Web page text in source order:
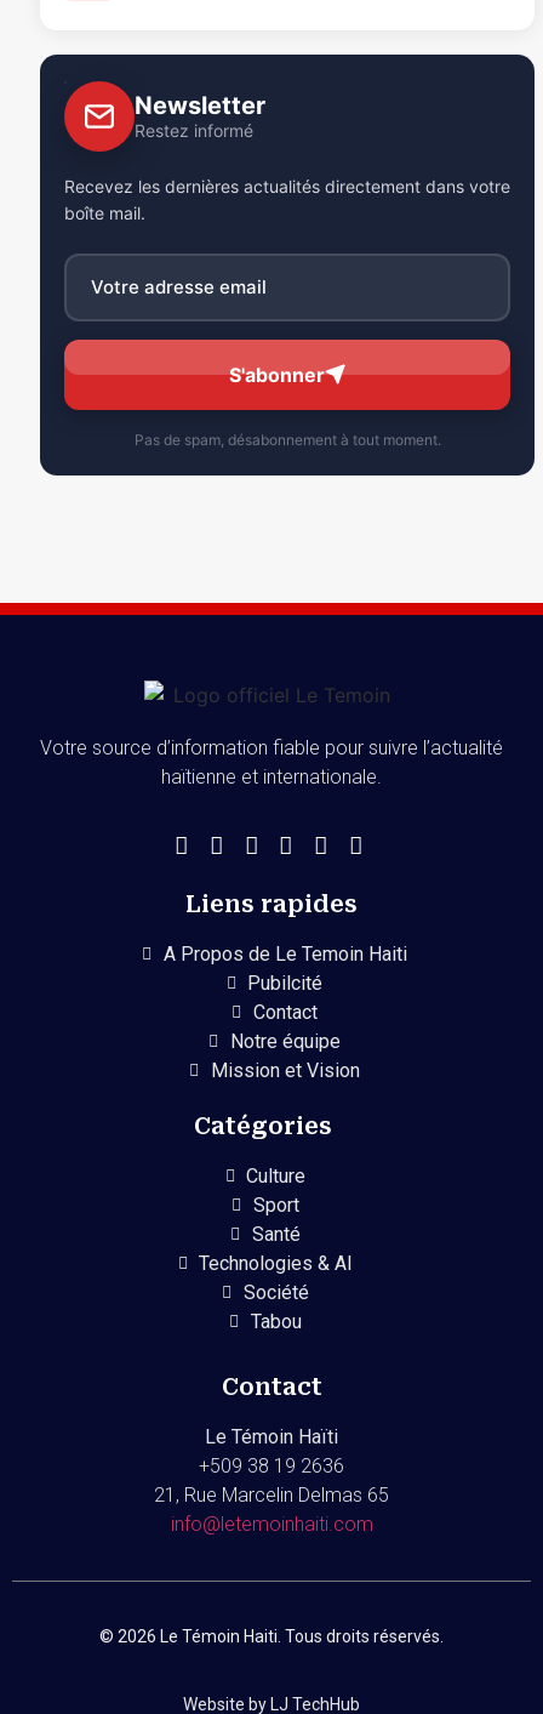
Newsletter
Restez informé
Recevez les dernières actualités directement dans votre
boîte mail.
S'abonner
Pas de spam, désabonnement à tout moment.
Votre source d’information fiable pour suivre l’actualité
haïtienne et internationale.
Liens rapides
A Propos de Le Temoin Haiti
Pubilcité
Contact
Notre équipe
Mission et Vision
Catégories
Culture
Sport
Santé
Technologies & AI
Société
Tabou
Contact
Le Témoin Haïti
+509 38 19 2636
21, Rue Marcelin Delmas 65
info@letemoinhaiti.com
© 2026 Le Témoin Haiti. Tous droits réservés.
Website by LJ TechHub